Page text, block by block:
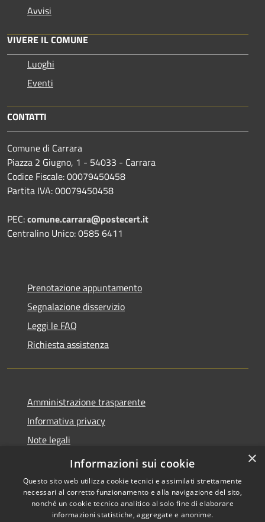
Avvisi
VIVERE IL COMUNE
Luoghi
Eventi
CONTATTI
Comune di Carrara
Piazza 2 Giugno, 1 - 54033 - Carrara
Codice Fiscale: 00079450458
Partita IVA: 00079450458
PEC:comune.carrara@postecert.it
Centralino Unico: 0585 6411
Prenotazione appuntamento
Segnalazione disservizio
Leggi le FAQ
Richiesta assistenza
Amministrazione trasparente
Informativa privacy
Note legali
Dichiarazione di accessibilità
Copyright © 2026 • Comune di
×
Informazioni sui cookie
Questo sito web utilizza cookie tecnici e assimilati strettamente
necessari al corretto funzionamento e alla navigazione del sito,
nonché un cookie tecnico analitico al solo fine di elaborare
informazioni statistiche, aggregate e anonime.